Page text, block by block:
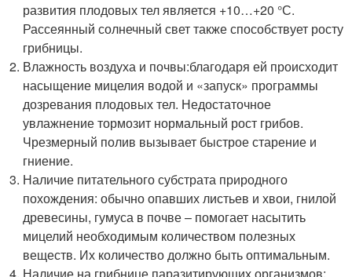
развития плодовых тел является +10…+20 °С.
Рассеянный солнечный свет также способствует росту
грибницы.
Влажность воздуха и почвы:благодаря ей происходит
насыщение мицелия водой и «запуск» программы
дозревания плодовых тел. Недостаточное
увлажнение тормозит нормальный рост грибов.
Чрезмерный полив вызывает быстрое старение и
гниение.
Наличие питательного субстрата природного
похождения: обычно опавших листьев и хвои, гнилой
древесины, гумуса в почве – помогает насытить
мицелий необходимым количеством полезных
веществ. Их количество должно быть оптимальным.